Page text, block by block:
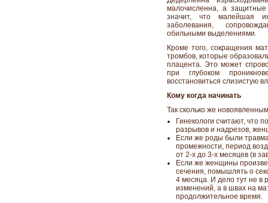
малочисленна, а
значит, что малейшая
заболевания,
обильными выделениями.
Кроме того, сокращения
тромбов, которые
плацента. Это может
при глубоком
восстановиться слизистую
Кому когда начинать
Так сколько же
Гинекологи считают, что
разрывов и надрезов,
Если же роды были
промежности, период
от 2-х до 3-х месяцев (в
Если же женщины
сечения, помышлять о
4 месяца. И дело тут не в
изменений, а в швах на
продолжительное время.